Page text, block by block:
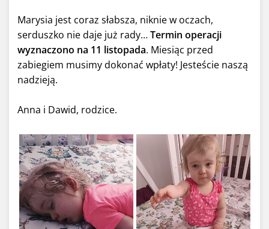
Marysia jest coraz słabsza, niknie w oczach,
serduszko nie daje już rady…Termin operacji
wyznaczono na 11 listopada. Miesiąc przed
zabiegiem musimy dokonać wpłaty! Jesteście naszą
nadzieją.
Anna i Dawid, rodzice.